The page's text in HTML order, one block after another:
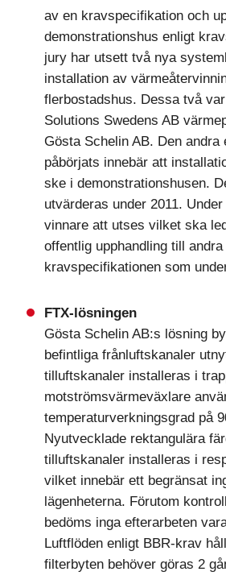
av en kravspecifikation och
demonstrationshus enligt
jury har utsett två nya
installation av
flerbostadshus. Dessa två
Solutions Swedens AB
Gösta Schelin AB. Den andra
påbörjats innebär att
ske i demonstrationshusen.
utvärderas under 2011.
vinnare att utses vilket ska
offentlig upphandling till
kravspecifikationen som
FTX-lösningen
Gösta Schelin AB:s lösning
befintliga frånluftskanaler
tilluftskanaler installeras i
motströmsvärmeväxlare
temperaturverkningsgrad på
Nyutvecklade rektangulära
tilluftskanaler installeras i
vilket innebär ett begränsat
lägenheterna. Förutom
bedöms inga efterarbeten
Luftflöden enligt BBR-krav
filterbyten behöver göras 2